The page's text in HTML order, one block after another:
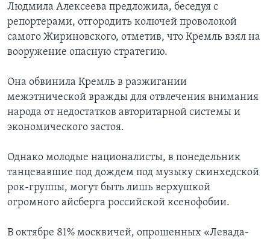
Людмила Алексеева предложила, беседуя с
репортерами, отгородить колючей проволокой
самого Жириновского, отметив, что Кремль взял на
вооружение опасную стратегию.
Она обвинила Кремль в разжигании
межэтнической вражды для отвлечения внимания
народа от недостатков авторитарной системы и
экономического застоя.
Однако молодые националисты, в понедельник
танцевавшие под дождем под музыку скинхедской
рок-группы, могут быть лишь верхушкой
огромного айсберга российской ксенофобии.
В октябре 81% москвичей, опрошенных «Левада-